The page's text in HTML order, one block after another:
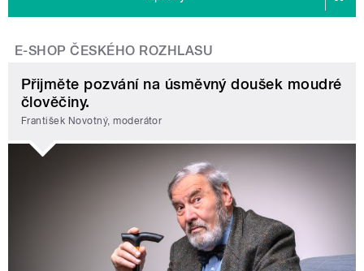
E-SHOP ČESKÉHO ROZHLASU
Přijměte pozvání na úsměvný doušek moudré
člověčiny.
František Novotný, moderátor